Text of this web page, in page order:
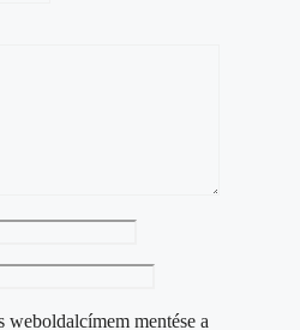
weboldalcímem mentése a